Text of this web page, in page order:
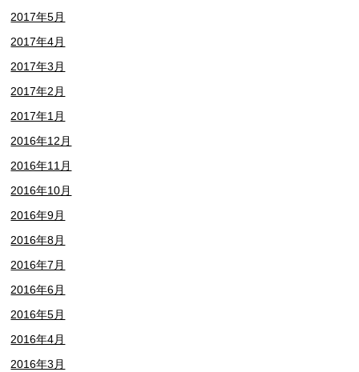
2017年5月
2017年4月
2017年3月
2017年2月
2017年1月
2016年12月
2016年11月
2016年10月
2016年9月
2016年8月
2016年7月
2016年6月
2016年5月
2016年4月
2016年3月